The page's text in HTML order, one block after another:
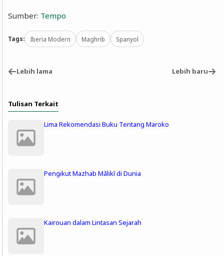
Sumber: Tempo
Tags: Iberia Modern Maghrib Spanyol
Lebih lama Lebih baru
Tulisan Terkait
Lima Rekomendasi Buku Tentang Maroko
Pengikut Mazhab Mālikī di Dunia
Kairouan dalam Lintasan Sejarah